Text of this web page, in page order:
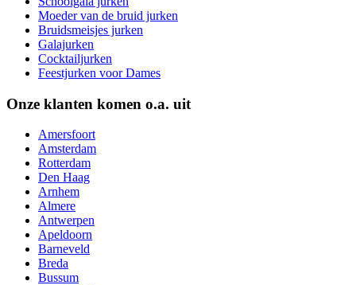
Moeder van de bruid jurken
Bruidsmeisjes jurken
Galajurken
Cocktailjurken
Feestjurken voor Dames
Onze klanten komen o.a. uit
Amersfoort
Amsterdam
Rotterdam
Den Haag
Arnhem
Almere
Antwerpen
Apeldoorn
Barneveld
Breda
Bussum